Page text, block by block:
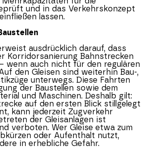
und in das Verkehrskonzept
lassen.
ausdrücklich darauf, dass
Korridorsanierung Bahnstrecken
wenn auch nicht für den regulären
den Gleisen sind weiterhin Bau-,
unterwegs. Diese Fahrten
der Baustellen sowie dem
und Maschinen. Deshalb gilt:
auf den ersten Blick stillgelegt
kann jederzeit Zugverkehr
der Gleisanlagen ist
verboten. Wer Gleise etwa zum
oder Aufenthalt nutzt,
in erhebliche Gefahr.